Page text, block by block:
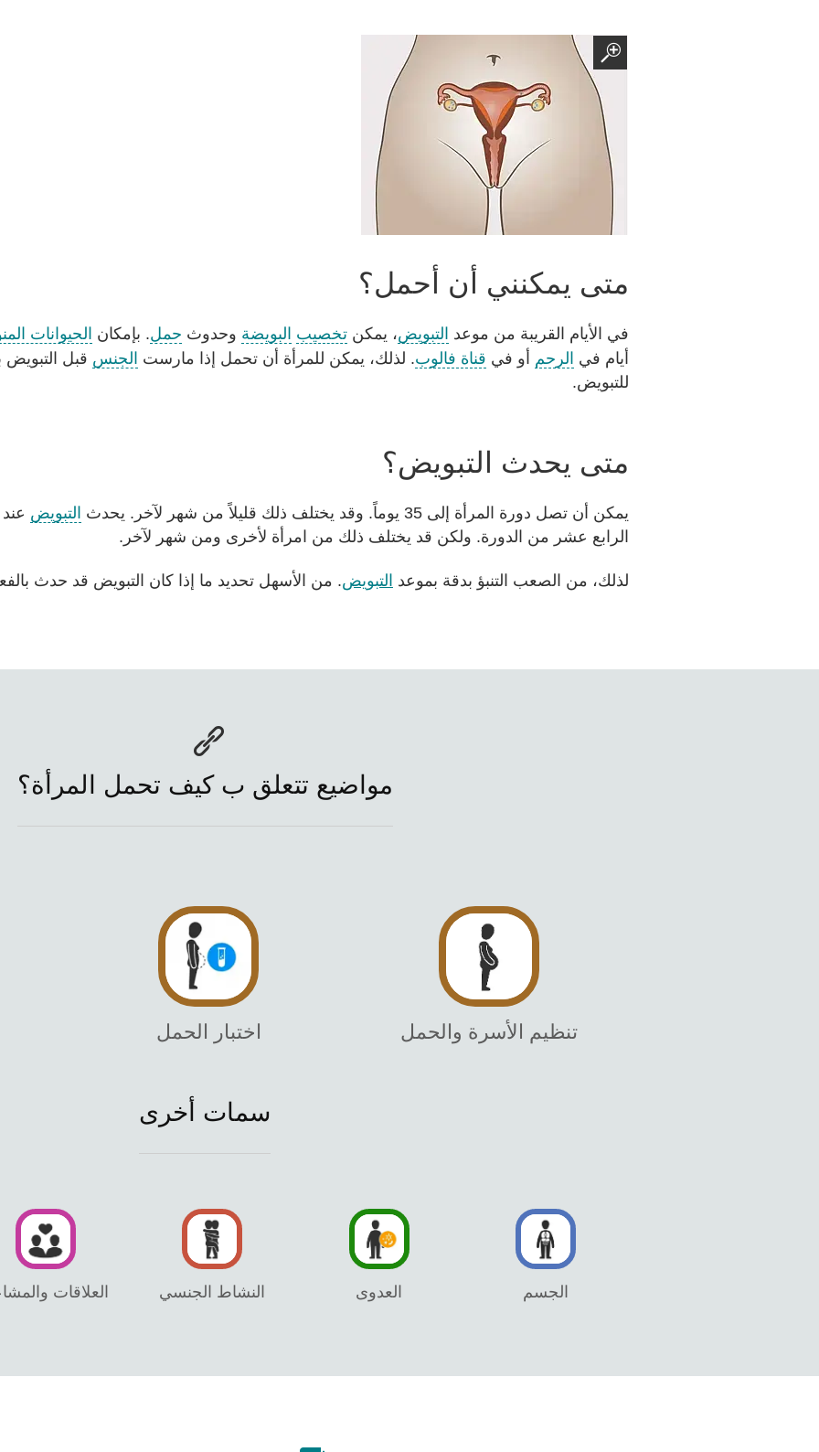
متى يمكنني أن أحمل؟
في الأيام القريبة من موعد التبويض، يمكن تخصيب البويضة وحدوث حمل. بإمكان الحيوانات
أيام في الرحم أو في قناة فالوب. لذلك، يمكن للمرأة أن تحمل إذا مارست الجنس قبل التبويض
للتبويض.
متى يحدث التبويض؟
يمكن أن تصل دورة المرأة إلى 35 يوماً. وقد يختلف ذلك قليلاً من شهر لآخر. يحدث التبويض
الرابع عشر من الدورة. ولكن قد يختلف ذلك من امرأة لأخرى ومن شهر لآخر.
لذلك، من الصعب التنبؤ بدقة بموعد التبويض. من الأسهل تحديد ما إذا كان التبويض قد حدث
مواضيع تتعلق ب كيف تحمل المرأة؟
تنظيم الأسرة والحمل اختبار الحمل
سمات أخرى
الجسم العدوى النشاط الجنسي العلاقات